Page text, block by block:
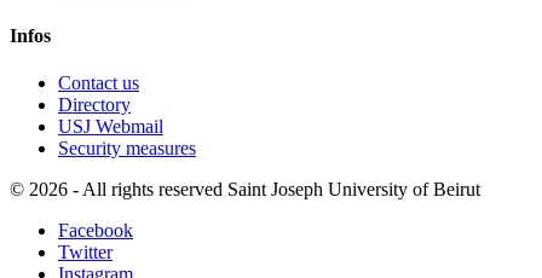
Infos
Contact us
Directory
USJ Webmail
Security measures
© 2026 - All rights reserved Saint Joseph University of Beirut
Facebook
Twitter
Instagram